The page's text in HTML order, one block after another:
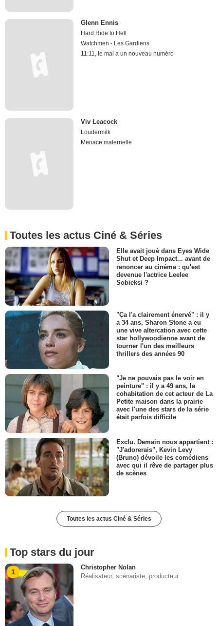
Glenn Ennis
Hard Ride to Hell
Watchmen - Les Gardiens
11:11, le mal a un nouveau numéro
Viv Leacock
Loudermilk
Menace maternelle
Toutes les actus Ciné & Séries
Elle avait joué dans Eyes Wide
Shut et Deep Impact... avant de
renoncer au cinéma : qu'est
devenue l'actrice Leelee
Sobieksi ?
"Ça l'a clairement énervé" : il y
a 34 ans, Sharon Stone a eu
une vive altercation avec cette
star hollywoodienne avant de
tourner l'un des meilleurs
thrillers des années 90
"Je ne pouvais pas le voir en
peinture" : il y a 49 ans, la
cohabitation de cet acteur de La
Petite maison dans la prairie
avec l'une des stars de la série
était parfois difficile
Exclu. Demain nous appartient :
"J'adorerais", Kevin Levy
(Bruno) dévoile les comédiens
avec qui il rêve de partager plus
de scènes
Toutes les actus Ciné & Séries
Top stars du jour
1
Christopher Nolan
Réalisateur, scénariste, producteur